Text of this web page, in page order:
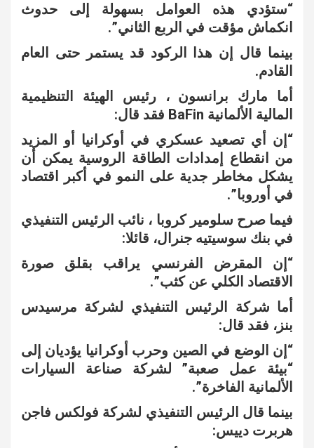
“ستؤدي هذه العوامل بسهولة إلى حدوث
انكماش مؤقت في الربع الثاني”.
بينما قال إن هذا الركود قد يستمر حتى العام
القادم.
أما مارك برانسون ، رئيس الهيئة التنظيمية
المالية الألمانية BaFin فقد قال:
“إن أي تصعيد عسكري في أوكرانيا أو المزيد
من انقطاع إمدادات الطاقة الروسية يمكن أن
يشكل مخاطر جدية على النمو في أكبر اقتصاد
في أوروبا”.
فيما صرح سلومير كروبا ، نائب الرئيس التنفيذي
في بنك سوسيتيه جنرال، قائلا:
“إن المقرض الفرنسي يراقب بقلق صورة
الاقتصاد الكلي عن كثب”.
أما شركة الرئيس التنفيذي لشركة مرسيدس
بنز، فقد قال:
“إن الوضع في الصين وحرب أوكرانيا يؤديان إلى
“بيئة عمل صعبة” لشركة صناعة السيارات
الألمانية الفاخرة”.
بينما قال الرئيس التنفيذي لشركة فولكس فاجن
هربرت دييس: